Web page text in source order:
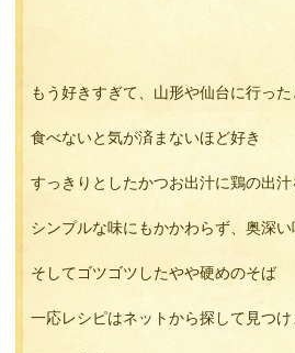
もう好きすぎて、山形や仙台に行っ
食べないと気が済まないほど好き
すっきりとしたかつお出汁に鶏の出
シンプルな味にもかかわらず、奥深い
そしてゴツゴツしたやや硬めのそば
一応レシピはネットから探して見つけ